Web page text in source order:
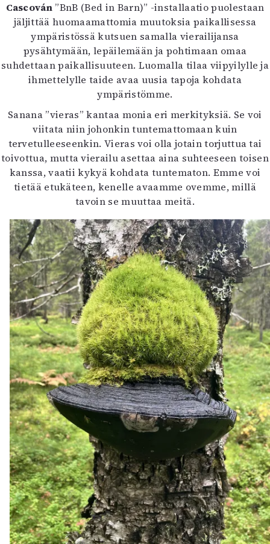
Cascován ”BnB (Bed in Barn)” -installaatio puolestaan
jäljittää huomaamattomia muutoksia paikallisessa
ympäristössä kutsuen samalla vierailijansa
pysähtymään, lepäilemään ja pohtimaan omaa
suhdettaan paikallisuuteen. Luomalla tilaa viipyilylle ja
ihmettelylle taide avaa uusia tapoja kohdata
ympäristömme.
Sanana ”vieras” kantaa monia eri merkityksiä. Se voi
viitata niin johonkin tuntemattomaan kuin
tervetulleeseenkin. Vieras voi olla jotain torjuttua tai
toivottua, mutta vierailu asettaa aina suhteeseen toisen
kanssa, vaatii kykyä kohdata tuntematon. Emme voi
tietää etukäteen, kenelle avaamme ovemme, millä
tavoin se muuttaa meitä.